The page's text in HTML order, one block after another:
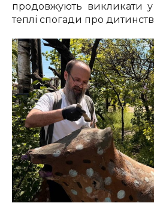
продовжують викликати
теплі спогади про